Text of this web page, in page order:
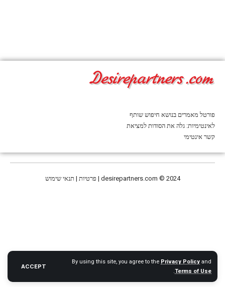
By using this site, you agree to the Privacy Policy and
Terms of Use
.
ACCEPT
פורטל מאמרים בנושא חיפוש שותף
לאינטימיות: גלה את הסודות למציאת
קשר אינטימי
desirepartners.com © 2024 | פרטיות | תנאי שימוש